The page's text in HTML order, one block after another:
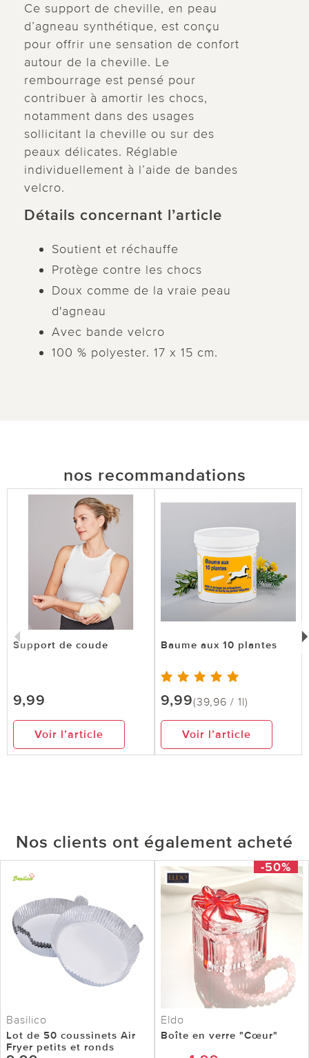
Ce support de cheville, en peau
d’agneau synthétique, est conçu
pour offrir une sensation de confort
autour de la cheville. Le
rembourrage est pensé pour
contribuer à amortir les chocs,
notamment dans des usages
sollicitant la cheville ou sur des
peaux délicates. Réglable
individuellement à l’aide de bandes
velcro.
Détails concernant l’article
Soutient et réchauffe
Protège contre les chocs
Doux comme de la vraie peau
d'agneau
Avec bande velcro
100 % polyester. 17 x 15 cm.
nos recommandations
Support de coude
9,99
Voir l’article
Baume aux 10 plantes
9,99(39,96 / 1l)
Voir l’article
Nos clients ont également acheté
Basilico
Lot de 50 coussinets Air
Fryer petits et ronds
-50%
Eldo
Boîte en verre "Cœur"